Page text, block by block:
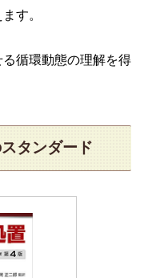
す。
循環動態の理解を得
タンダード